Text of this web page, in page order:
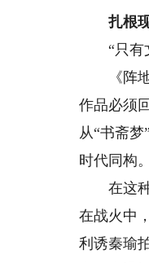
扎根现
“只
《阵地
作品必须
从“书斋
时代同构。
在这种
在战火中
利诱秦瑜